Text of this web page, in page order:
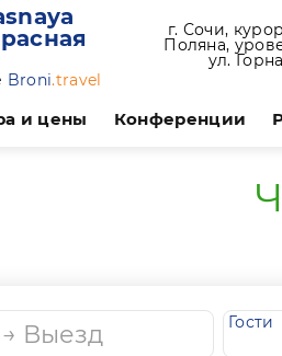
Broni.travel
г. Сочи,
Поляна,
ул.
и цены Конференции
Гости